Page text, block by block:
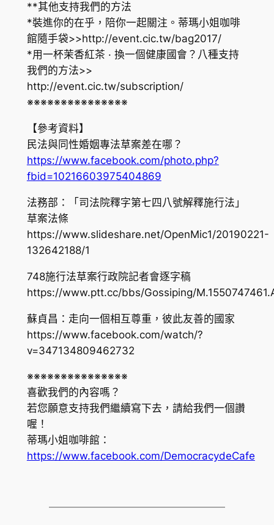
**其他支持我們的方法
*裝進你的在乎，陪你一起關注。蒂瑪小姐咖啡
館隨手袋>>http://event.cic.tw/bag2017/
*用一杯茉香紅茶 · 換一個健康國會？八種支持
我們的方法>>
http://event.cic.tw/subscription/
※※※※※※※※※※※※※※※
【參考資料】
民法與同性婚姻專法草案差在哪？
https://www.facebook.com/photo.php?
fbid=10216603975404869
法務部：「司法院釋字第七四八號解釋施行法」
草案法條
https://www.slideshare.net/OpenMic1/20190221-
132642188/1
748施行法草案行政院記者會逐字稿
https://www.ptt.cc/bbs/Gossiping/
蘇貞昌：走向一個相互尊重，彼此友善的國家
https://www.facebook.com/watch/?
v=347134809462732
※※※※※※※※※※※※※※※
喜歡我們的內容嗎？
若您願意支持我們繼續寫下去，請給我們一個讚
喔！
蒂瑪小姐咖啡館：
https://www.facebook.com/DemocracydeCafe